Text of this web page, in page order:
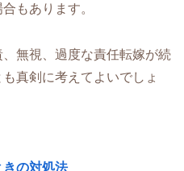
もあります。
無視、過度な責任転嫁が続
真剣に考えてよいでしょ
の対処法